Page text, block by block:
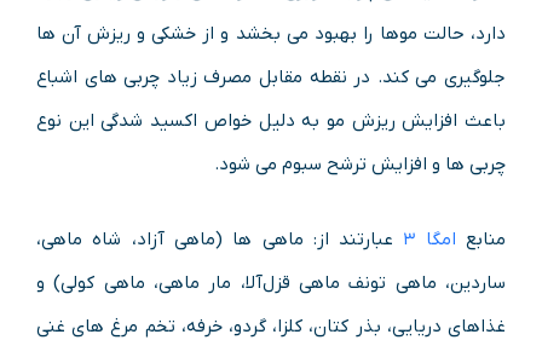
دارد، حالت موها را بهبود می بخشد و از خشکی و ریزش آن ها
جلوگیری می کند. در نقطه مقابل مصرف زیاد چربی های اشباع
باعث افزایش ریزش مو به دلیل خواص اکسید شدگی این نوع
چربی ها و افزایش ترشح سبوم می شود.
منابعامگا ۳
عبارتند از: ماهی ها (ماهی آزاد، شاه ماهی،
ساردین، ماهی تونف ماهی قزل‌آلا، مار ماهی، ماهی کولی) و
غذاهای دریایی، بذر کتان، کلزا، گردو، خرفه، تخم مرغ های غنی